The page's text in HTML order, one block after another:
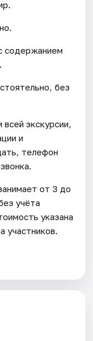
содержанием
без
всей экскурсии,
и
телефон
от 3 до
учёта
указана
участников.